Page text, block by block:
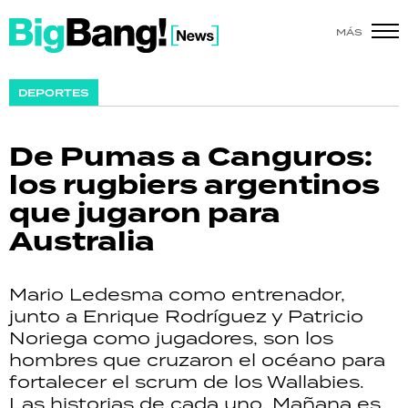
MÁS
DEPORTES
De Pumas a Canguros:
los rugbiers argentinos
que jugaron para
Australia
Mario Ledesma como entrenador,
junto a Enrique Rodríguez y Patricio
Noriega como jugadores, son los
hombres que cruzaron el océano para
fortalecer el scrum de los Wallabies.
Las historias de cada uno. Mañana es
SHOW
ACTUALIDAD
POLICIALES
ECONOMÍA
GRAN HERMANO
SALUD
DEPORTES